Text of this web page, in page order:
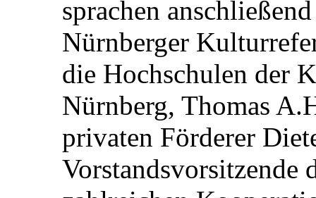
sprachen
Nürnberger
die Hochschulen der
Nürnberg, Thomas
privaten Förderer